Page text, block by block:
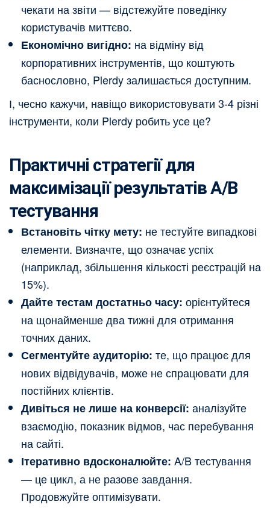
чекати на звіти — відстежуйте поведінку
користувачів миттєво.
Економічно вигідно: на відміну від
корпоративних інструментів, що коштують
баснословно, Plerdy залишається доступним.
І, чесно кажучи, навіщо використовувати 3-4 різні
інструменти, коли Plerdy робить усе це?
Практичні стратегії для
максимізації результатів A/B
тестування
Встановіть чітку мету: не тестуйте випадкові
елементи. Визначте, що означає успіх
(наприклад, збільшення кількості реєстрацій на
15%).
Дайте тестам достатньо часу: орієнтуйтеся
на щонайменше два тижні для отримання
точних даних.
Сегментуйте аудиторію: те, що працює для
нових відвідувачів, може не спрацювати для
постійних клієнтів.
Дивіться не лише на конверсії: аналізуйте
взаємодію, показник відмов, час перебування
на сайті.
Ітеративно вдосконалюйте: A/B тестування
— це цикл, а не разове завдання.
Продовжуйте оптимізувати.